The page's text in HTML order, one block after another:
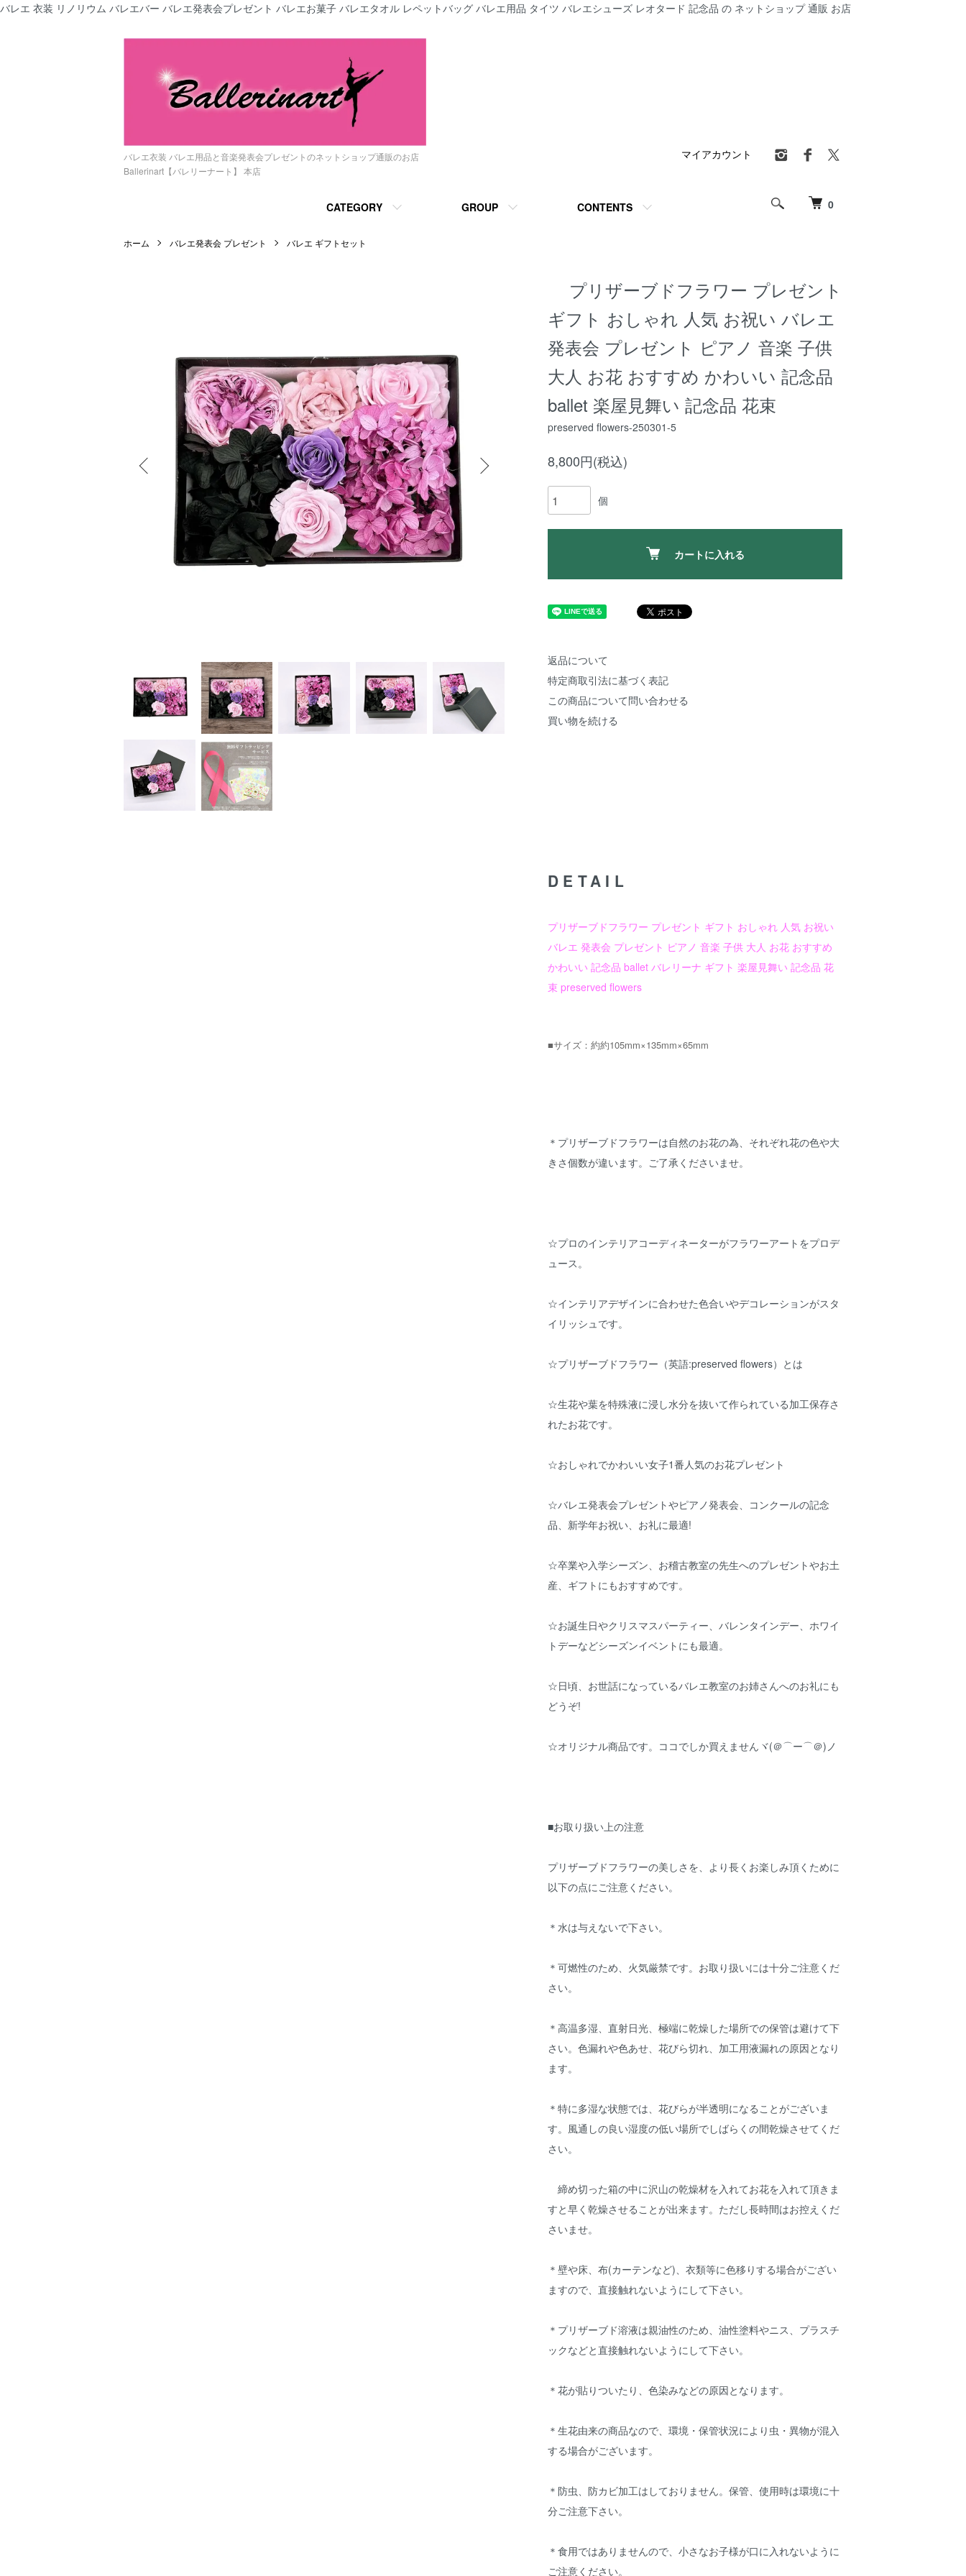
バレエ 衣装 リノリウム バレエバー バレエ発表会プレゼント バレエお菓子 バレエタオル レペットバッグ バレエ用品 タイツ バレエシューズ レオタード 記念品 の ネットショップ 通販 お店
バレエ衣装 バレエ用品と音楽発表会プレゼントのネットショップ通販のお店
Ballerinart【バレリーナート】 本店
0
CATEGORY GROUP CONTENTS
マイアカウント
ホーム バレエ発表会 プレゼント バレエ ギフトセット
プリザーブドフラワー プレゼント
ギフト おしゃれ 人気 お祝い バレエ
発表会 プレゼント ピアノ 音楽 子供
大人 お花 おすすめ かわいい 記念品
ballet 楽屋見舞い 記念品 花束
preserved flowers-250301-5
8,800円(税込)
個
カートに入れる
返品について
特定商取引法に基づく表記
この商品について問い合わせる
買い物を続ける
DETAIL
プリザーブドフラワー プレゼント ギフト おしゃれ 人気 お祝い
バレエ 発表会 プレゼント ピアノ 音楽 子供 大人 お花 おすすめ
かわいい 記念品 ballet バレリーナ ギフト 楽屋見舞い 記念品 花
束 preserved flowers
■サイズ：約約105mm×135mm×65mm
＊プリザーブドフラワーは自然のお花の為、それぞれ花の色や大
きさ個数が違います。ご了承くださいませ。
☆プロのインテリアコーディネーターがフラワーアートをプロデ
ュース。
☆インテリアデザインに合わせた色合いやデコレーションがスタ
イリッシュです。
☆プリザーブドフラワー（英語:preserved flowers）とは
☆生花や葉を特殊液に浸し水分を抜いて作られている加工保存さ
れたお花です。
☆おしゃれでかわいい女子1番人気のお花プレゼント
☆バレエ発表会プレゼントやピアノ発表会、コンクールの記念
品、新学年お祝い、お礼に最適!
☆卒業や入学シーズン、お稽古教室の先生へのプレゼントやお土
産、ギフトにもおすすめです。
☆お誕生日やクリスマスパーティー、バレンタインデー、ホワイ
トデーなどシーズンイベントにも最適。
☆日頃、お世話になっているバレエ教室のお姉さんへのお礼にも
どうぞ!
☆オリジナル商品です。ココでしか買えませんヾ(＠⌒ー⌒＠)ノ
■お取り扱い上の注意
プリザーブドフラワーの美しさを、より長くお楽しみ頂くために
以下の点にご注意ください。
＊水は与えないで下さい。
＊可燃性のため、火気厳禁です。お取り扱いには十分ご注意くだ
さい。
＊高温多湿、直射日光、極端に乾燥した場所での保管は避けて下
さい。色漏れや色あせ、花びら切れ、加工用液漏れの原因となり
ます。
＊特に多湿な状態では、花びらが半透明になることがございま
す。風通しの良い湿度の低い場所でしばらくの間乾燥させてくだ
さい。
締め切った箱の中に沢山の乾燥材を入れてお花を入れて頂きま
すと早く乾燥させることが出来ます。ただし長時間はお控えくだ
さいませ。
＊壁や床、布(カーテンなど)、衣類等に色移りする場合がござい
ますので、直接触れないようにして下さい。
＊プリザーブド溶液は親油性のため、油性塗料やニス、プラスチ
ックなどと直接触れないようにして下さい。
＊花が貼りついたり、色染みなどの原因となります。
＊生花由来の商品なので、環境・保管状況により虫・異物が混入
する場合がございます。
＊防虫、防カビ加工はしておりません。保管、使用時は環境に十
分ご注意下さい。
＊食用ではありませんので、小さなお子様が口に入れないように
ご注意ください。